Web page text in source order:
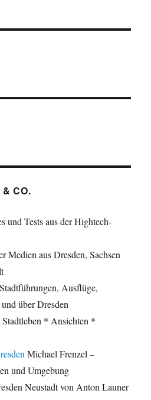
CO.
und Tests aus der Hightech-
Medien aus Dresden, Sachsen
Stadtführungen, Ausflüge,
über Dresden
Stadtleben * Ansichten *
Michael Frenzel –
und Umgebung
Neustadt von Anton Launer